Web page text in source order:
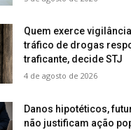
Quem exerce
tráfico de drogas
traficante, decide STJ
4 de agosto de 2026
Danos hipotéticos,
não justificam ação